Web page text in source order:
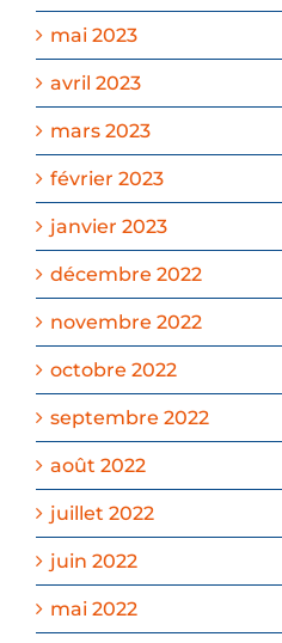
mai 2023
avril 2023
mars 2023
février 2023
janvier 2023
décembre 2022
novembre 2022
octobre 2022
septembre 2022
août 2022
juillet 2022
juin 2022
mai 2022